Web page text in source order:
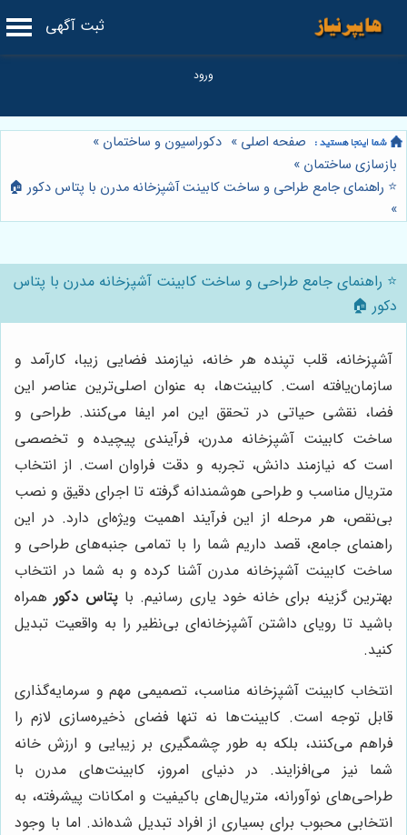
ثبت آگهی
صفحه اصلی » دکوراسیون و ساختمان »
بازسازی ساختمان »
⭐️ راهنمای جامع طراحی و ساخت کابینت آشپزخانه مدرن با پتاس دکور 🏠
»
⭐️ راهنمای جامع طراحی و ساخت کابینت آشپزخانه مدرن با پتاس
دکور 🏠
آشپزخانه، قلب تپنده هر خانه، نیازمند فضایی زیبا، کارآمد و
سازمان‌یافته است. کابینت‌ها، به عنوان اصلی‌ترین عناصر این
فضا، نقشی حیاتی در تحقق این امر ایفا می‌کنند. طراحی و
ساخت کابینت آشپزخانه مدرن، فرآیندی پیچیده و تخصصی
است که نیازمند دانش، تجربه و دقت فراوان است. از انتخاب
متریال مناسب و طراحی هوشمندانه گرفته تا اجرای دقیق و نصب
بی‌نقص، هر مرحله از این فرآیند اهمیت ویژه‌ای دارد. در این
راهنمای جامع، قصد داریم شما را با تمامی جنبه‌های طراحی و
ساخت کابینت آشپزخانه مدرن آشنا کرده و به شما در انتخاب
بهترین گزینه برای خانه خود یاری رسانیم. باپتاس دکورهمراه
باشید تا رویای داشتن آشپزخانه‌ای بی‌نظیر را به واقعیت تبدیل
کنید.
انتخاب کابینت آشپزخانه مناسب، تصمیمی مهم و سرمایه‌گذاری
قابل توجه است. کابینت‌ها نه تنها فضای ذخیره‌سازی لازم را
فراهم می‌کنند، بلکه به طور چشمگیری بر زیبایی و ارزش خانه
شما نیز می‌افزایند. در دنیای امروز، کابینت‌های مدرن با
طراحی‌های نوآورانه، متریال‌های باکیفیت و امکانات پیشرفته، به
انتخابی محبوب برای بسیاری از افراد تبدیل شده‌اند. اما با وجود